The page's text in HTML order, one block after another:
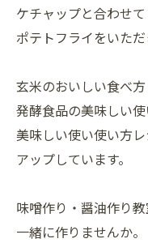
ケチャップと合わせて
ポテトフライをいただ
玄米のおいしい食べ方
発酵食品の美味しい
美味しい使い使い方
アップしています。
味噌作り・醤油作り
一緒に作りませんか。